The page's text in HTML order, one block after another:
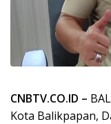
CNBTV.CO.ID –
Kota Balikpapan,